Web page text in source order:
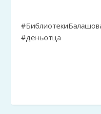
#деньотца